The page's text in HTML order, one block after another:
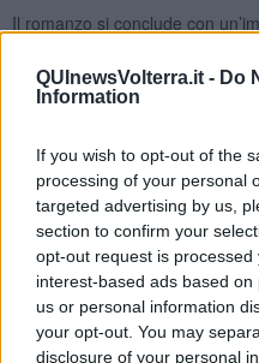
QUInewsVolterra.it - Do
Information
If you wish to opt-out of the
processing of your personal
targeted advertising by us,
section to confirm your
opt-out request is
interest-based ads based
us or personal information
your opt-out. You may
disclosure of your personal
Il romanzo si conclude con
state al capezzale dello zio
Siena e comprano tre croci di
(…) Ma egli (Enrico) aveva
nuova crisi di gotta, che gli
morì senza nemmeno
La mattina era fredda come il
Lola e Chiarina gli misero due
dfestra e uno a sinistra. C’era
sego, si piegava per il calore
avesse nello stoppino un poco